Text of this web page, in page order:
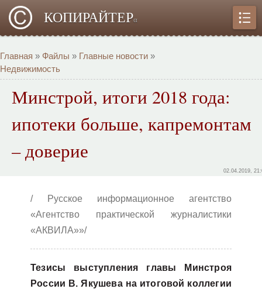
КОПИРАЙТЕРα
Главная » Файлы » Главные новости »
Недвижимость
Минстрой, итоги 2018 года:
ипотеки больше, капремонтам
– доверие
02.04.2019,
/ Русское информационное агентство
«Агентство практической журналистики
«АКВИЛА»»/
Тезисы выступления главы Минстроя
России В. Якушева на итоговой коллегии